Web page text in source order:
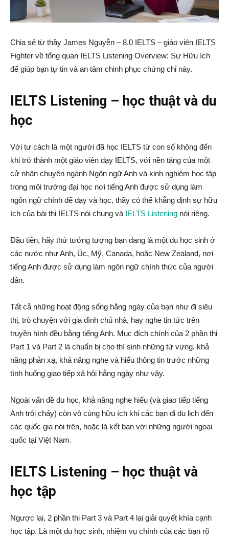
Chia sẻ từ thầy James Nguyễn – 8.0 IELTS – giáo viên IELTS
Fighter về tổng quan IELTS Listening Overview: Sự Hữu ích
để giúp bạn tự tin và an tâm chinh phục chứng chỉ này.
IELTS Listening – học thuật và du
học
Với tư cách là một người đã học IELTS từ con số không đến
khi trở thành một giáo viên dạy IELTS, với nền tảng của một
cử nhân chuyên ngành Ngôn ngữ Anh và kinh nghiệm học tập
trong môi trường đại học nơi tiếng Anh được sử dụng làm
ngôn ngữ chính để dạy và học, thầy có thể khẳng định sự hữu
ích của bài thi IELTS nói chung và IELTS Listening nói riêng.
Đầu tiên, hãy thử tưởng tượng bạn đang là một du học sinh ở
các nước như Anh, Úc, Mỹ, Canada, hoặc New Zealand, nơi
tiếng Anh được sử dụng làm ngôn ngữ chính thức của người
dân.
Tất cả những hoạt động sống hằng ngày của bạn như đi siêu
thị, trò chuyện với gia đình chủ nhà, hay nghe tin tức trên
truyền hình đều bằng tiếng Anh. Mục đích chính của 2 phần thi
Part 1 và Part 2 là chuẩn bị cho thí sinh những từ vựng, khả
năng phản xạ, khả năng nghe và hiểu thông tin trước những
tình huống giao tiếp xã hội hằng ngày như vậy.
Ngoài vấn đề du học, khả năng nghe hiểu (và giao tiếp tiếng
Anh trôi chảy) còn vô cùng hữu ích khi các bạn đi du lịch đến
các quốc gia nói trên, hoặc là kết bạn với những người ngoại
quốc tại Việt Nam.
IELTS Listening – học thuật và
học tập
Ngược lại, 2 phần thi Part 3 và Part 4 lại giải quyết khía cạnh
học tập. Là một du học sinh, nhiệm vụ chính của các bạn rõ